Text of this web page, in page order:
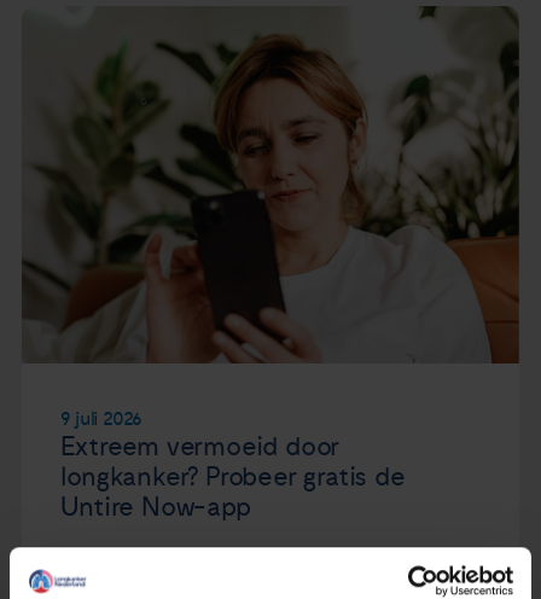
9 juli 2026
Extreem vermoeid door
longkanker? Probeer gratis de
Untire Now-app